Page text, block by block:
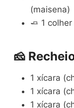
(maisena)
🧈 1
🧀
1 xícara
1 xícara
1 xícara